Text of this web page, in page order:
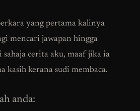
yang pertama kalinya
mencari jawapan hingga
sahaja cerita aku, maaf jika ia
kasih kerana sudi membaca.
anda: